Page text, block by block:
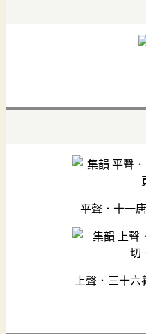
平聲．十一
上聲．三十